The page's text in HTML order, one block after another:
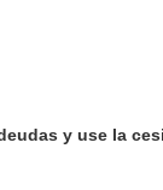
y use la